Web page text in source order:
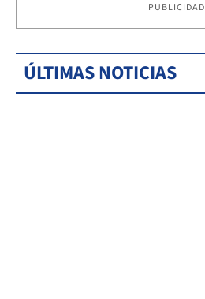
PUBLICIDAD
ÚLTIMAS NOTICIAS